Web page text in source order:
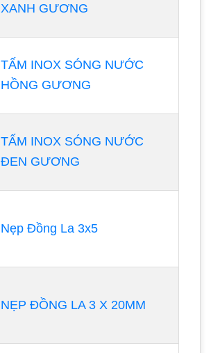
XANH GƯƠNG
TẤM INOX SÓNG NƯỚC
HỒNG GƯƠNG
TẤM INOX SÓNG NƯỚC
ĐEN GƯƠNG
Nẹp Đồng La 3x5
NẸP ĐỒNG LA 3 X 20MM